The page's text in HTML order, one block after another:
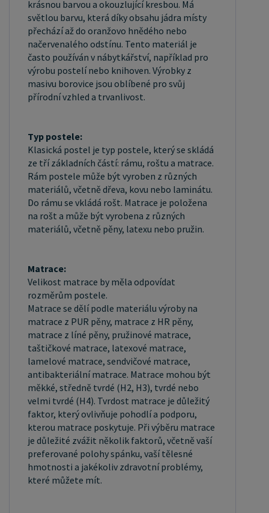
zaregistrujte se ( " UŽIVATEL " - v horní liště ),
vyplníte osobní údaje a zakliknete " MÁME ZÁJEM
O VELKOOBCHODNÍ SPOLUPRÁCI " a zadáte
fakturační údaje. Po jejich kontrole, Vám bude
povolen přístup do velkoobchodu.
krásnou barvou a okouzlující kresbou. Má
světlou barvu, která díky obsahu jádra místy
přechází až do oranžovo hnědého nebo
načervenalého odstínu. Tento materiál je
často používán v nábytkářství, například pro
výrobu postelí nebo knihoven. Výrobky z
masivu borovice jsou oblíbené pro svůj
přírodní vzhled a trvanlivost.
Typ postele:
Klasická postel je typ postele, který se skládá
ze tří základních částí: rámu, roštu a matrace.
Rám postele může být vyroben z různých
materiálů, včetně dřeva, kovu nebo laminátu.
Do rámu se vkládá rošt. Matrace je položena
na rošt a může být vyrobena z různých
materiálů, včetně pěny, latexu nebo pružin.
Matrace:
Velikost matrace by měla odpovídat
rozměrům postele.
Matrace se dělí podle materiálu výroby na
matrace z PUR pěny, matrace z HR pěny,
matrace z líné pěny, pružinové matrace,
taštičkové matrace, latexové matrace,
lamelové matrace, sendvičové matrace,
antibakteriální matrace. Matrace mohou být
měkké, středně tvrdé (H2, H3), tvrdé nebo
velmi tvrdé (H4). Tvrdost matrace je důležitý
faktor, který ovlivňuje pohodlí a podporu,
kterou matrace poskytuje. Při výběru matrace
je důležité zvážit několik faktorů, včetně vaší
preferované polohy spánku, vaší tělesné
hmotnosti a jakékoliv zdravotní problémy,
které můžete mít.